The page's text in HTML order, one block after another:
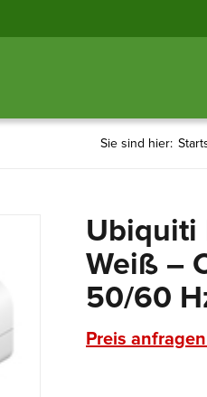
Sie sind hier:
Ubiquiti
Weiß –
50/60
Preis